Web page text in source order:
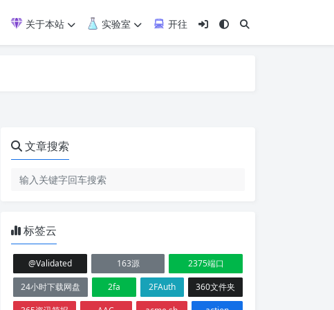
关于本站 实验室
开往
文章搜索
标签云
@Validated 163源
2375端口
24小时下载网盘
2fa 2FAuth
360文件夹